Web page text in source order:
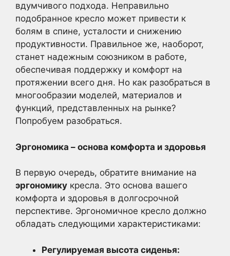
вдумчивого подхода. Неправильно
подобранное кресло может привести к
болям в спине, усталости и снижению
продуктивности. Правильное же, наоборот,
станет надежным союзником в работе,
обеспечивая поддержку и комфорт на
протяжении всего дня. Но как разобраться в
многообразии моделей, материалов и
функций, представленных на рынке?
Попробуем разобраться.
Эргономика – основа комфорта и здоровья
В первую очередь, обратите внимание на
эргономику кресла. Это основа вашего
комфорта и здоровья в долгосрочной
перспективе. Эргономичное кресло должно
обладать следующими характеристиками:
Регулируемая высота сиденья: